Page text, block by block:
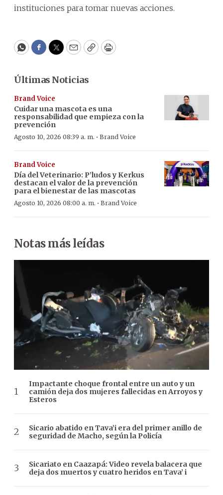
instituciones para tomar nuevas acciones.
WhatsApp
Facebook
Twitter
EmailCopyPrint
Últimas Noticias
Brand Voice
Cuidar una mascota es una
responsabilidad que empieza con la
prevención
Agosto 10, 2026 08:39 a. m. · Brand Voice
Brand Voice
Día del Veterinario: P’ludos y Kerkus
destacan el valor de la prevención
para el bienestar de las mascotas
Agosto 10, 2026 08:00 a. m. · Brand Voice
Notas más leídas
Impactante choque frontal entre un auto y un
camión deja dos mujeres fallecidas en Arroyos y
Esteros
Sicario abatido en Tava’i era del primer anillo de
seguridad de Macho, según la Policía
Sicariato en Caazapá: Video revela balacera que
deja dos muertos y cuatro heridos en Tava’ i